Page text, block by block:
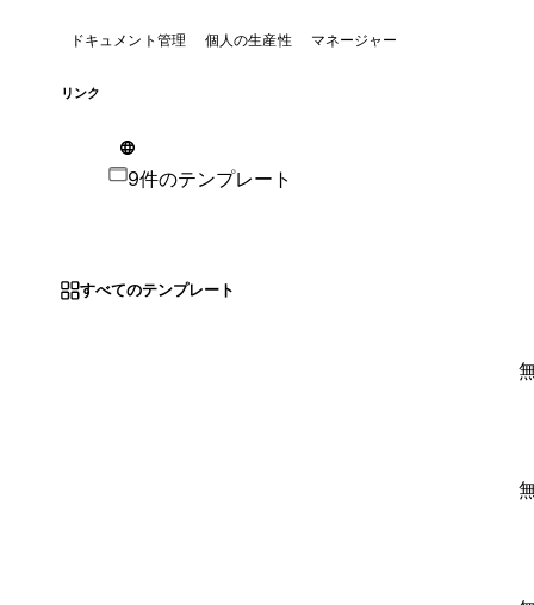
ドキュメント管理 個人の生産性 マネージャー
リンク
9件のテンプレート
すべてのテンプレート